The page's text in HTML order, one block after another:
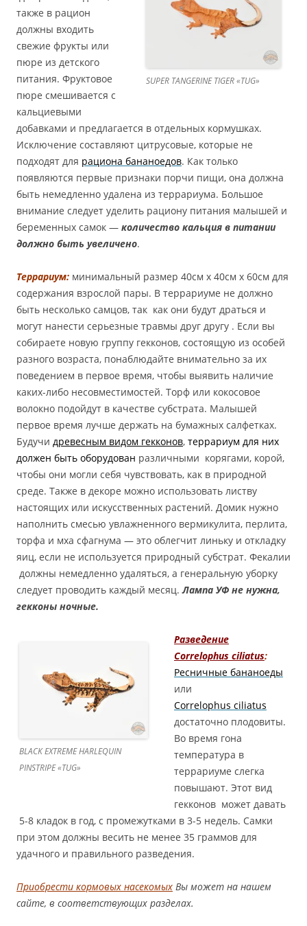
SUPER TANGERINE TIGER «TUG»
также в рацион
должны входить
свежие фрукты или
пюре из детского
питания. Фруктовое
пюре смешивается с
кальциевыми
добавками и предлагается в отдельных кормушках.
Исключение составляют цитрусовые, которые не
подходят для рациона бананоедов. Как только
появляются первые признаки порчи пищи, она должна
быть немедленно удалена из террариума. Большое
внимание следует уделить рациону питания малышей и
беременных самок — количество кальция в питании
должно быть увеличено.
Террариум: минимальный размер 40см х 40см х 60см для
содержания взрослой пары. В террариуме не должно
быть несколько самцов, так как они будут драться и
могут нанести серьезные травмы друг другу . Если вы
собираете новую группу гекконов, состоящую из особей
разного возраста, понаблюдайте внимательно за их
поведением в первое время, чтобы выявить наличие
каких-либо несовместимостей. Торф или кокосовое
волокно подойдут в качестве субстрата. Малышей
первое время лучше держать на бумажных салфетках.
Будучи древесным видом гекконов, террариум для них
должен быть оборудован различными корягами, корой,
чтобы они могли себя чувствовать, как в природной
среде. Также в декоре можно использовать листву
настоящих или искусственных растений. Домик нужно
наполнить смесью увлажненного вермикулита, перлита,
торфа и мха сфагнума — это облегчит линьку и откладку
яиц, если не используется природный субстрат. Фекалии
должны немедленно удаляться, а генеральную уборку
следует проводить каждый месяц.Лампа УФ не нужна,
гекконы ночные.
BLACK EXTREME HARLEQUIN
PINSTRIPE «TUG»
Разведение
Correlophus ciliatus:
Ресничные бананоеды
или
Correlophus ciliatus
достаточно плодовиты.
Во время гона
температура в
террариуме слегка
повышают. Этот вид
гекконов может давать
5-8 кладок в год, с промежутками в 3-5 недель. Самки
при этом должны весить не менее 35 граммов для
удачного и правильного разведения.
Приобрести кормовых насекомых Вы может на нашем
сайте, в соответствующих разделах.